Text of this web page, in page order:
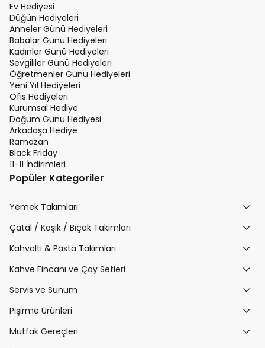
Ev Hediyesi
Düğün Hediyeleri
Anneler Günü Hediyeleri
Babalar Günü Hediyeleri
Kadınlar Günü Hediyeleri
Sevgililer Günü Hediyeleri
Öğretmenler Günü Hediyeleri
Yeni Yıl Hediyeleri
Ofis Hediyeleri
Kurumsal Hediye
Doğum Günü Hediyesi
Arkadaşa Hediye
Ramazan
Black Friday
11-11 İndirimleri
Popüler Kategoriler
Yemek Takımları
Çatal / Kaşık / Bıçak Takımları
Kahvaltı & Pasta Takımları
Kahve Fincanı ve Çay Setleri
Servis ve Sunum
Pişirme Ürünleri
Mutfak Gereçleri